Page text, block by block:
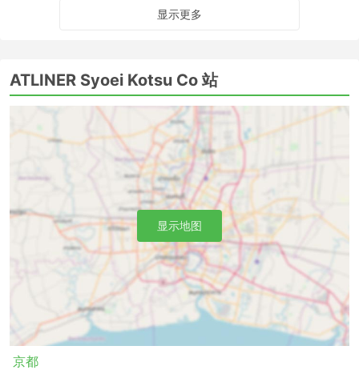
显示更多
ATLINER Syoei Kotsu Co 站
京都
显示地图